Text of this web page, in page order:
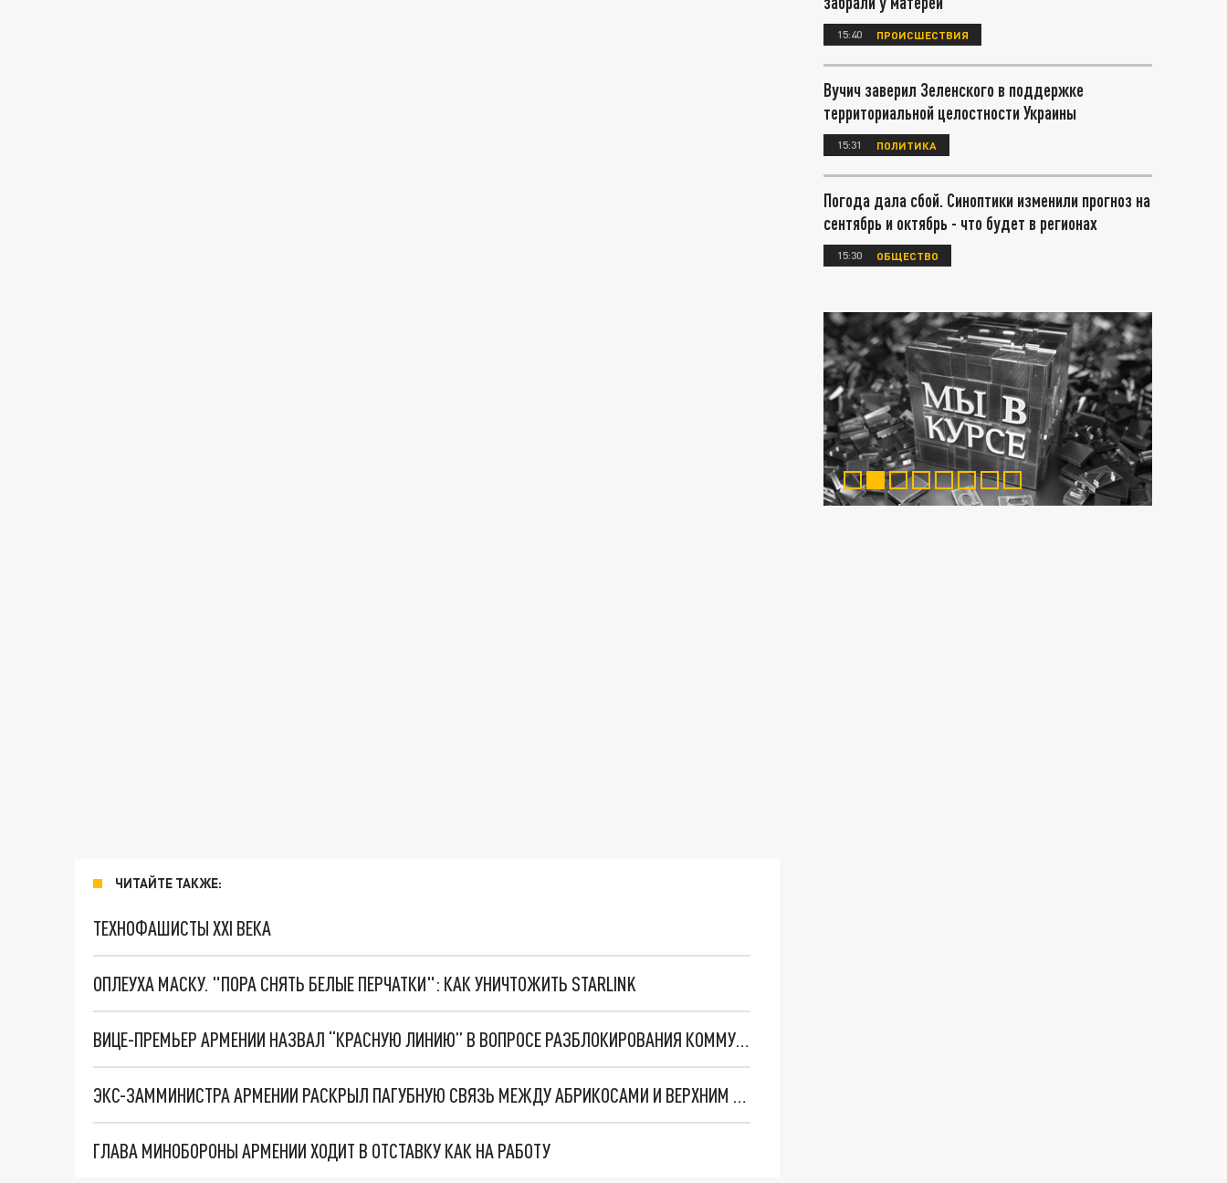
ЧИТАЙТЕ ТАКЖЕ:
ТЕХНОФАШИСТЫ XXI ВЕКА
ОПЛЕУХА МАСКУ. "ПОРА СНЯТЬ БЕЛЫЕ ПЕРЧАТКИ": КАК УНИЧТОЖИТЬ STARLINK
ВИЦЕ-ПРЕМЬЕР АРМЕНИИ НАЗВАЛ “КРАСНУЮ ЛИНИЮ” В ВОПРОСЕ РАЗБЛОКИРОВАНИЯ КОММУНИКАЦИЙ
ЭКС-ЗАММИНИСТРА АРМЕНИИ РАСКРЫЛ ПАГУБНУЮ СВЯЗЬ МЕЖДУ АБРИКОСАМИ И ВЕРХНИМ ЛАРСОМ
ГЛАВА МИНОБОРОНЫ АРМЕНИИ ХОДИТ В ОТСТАВКУ КАК НА РАБОТУ
15:40 ПРОИСШЕСТВИЯ
Вучич заверил Зеленского в поддержке
территориальной целостности Украины
15:31 ПОЛИТИКА
Погода дала сбой. Синоптики изменили прогноз на
сентябрь и октябрь - что будет в регионах
15:30 ОБЩЕСТВО